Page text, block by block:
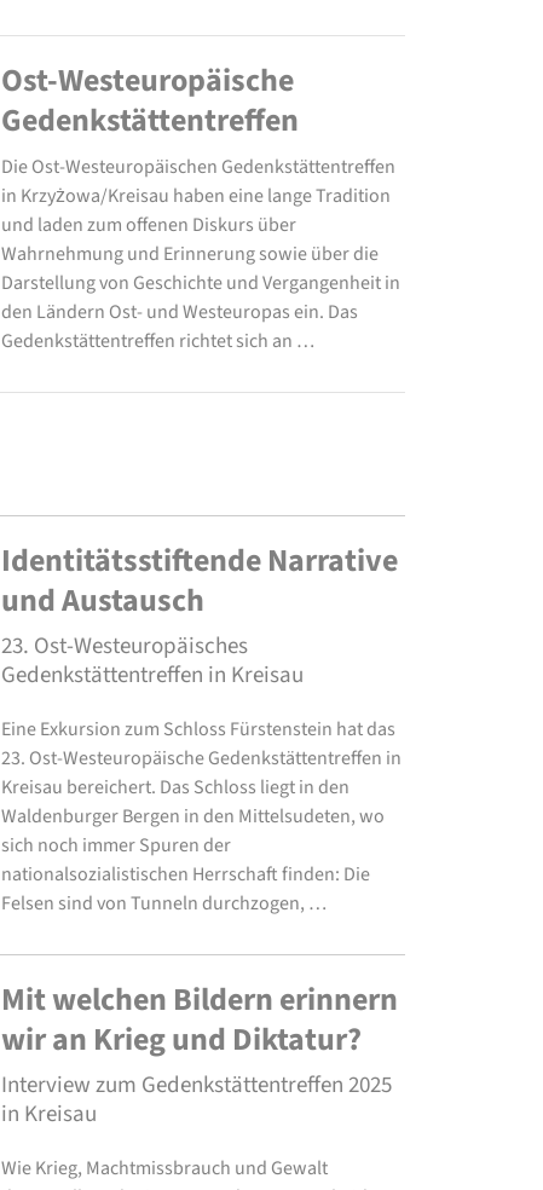
Ost-Westeuropäische
Gedenkstättentreffen
Die Ost-Westeuropäischen Gedenkstättentreffen
in Krzyżowa/Kreisau haben eine lange Tradition
und laden zum offenen Diskurs über
Wahrnehmung und Erinnerung sowie über die
Darstellung von Geschichte und Vergangenheit in
den Ländern Ost- und Westeuropas ein. Das
Gedenkstättentreffen richtet sich an …
Identitätsstiftende Narrative
und Austausch
23. Ost-Westeuropäisches
Gedenkstättentreffen in Kreisau
Eine Exkursion zum Schloss Fürstenstein hat das
23. Ost-Westeuropäische Gedenkstättentreffen in
Kreisau bereichert. Das Schloss liegt in den
Waldenburger Bergen in den Mittelsudeten, wo
sich noch immer Spuren der
nationalsozialistischen Herrschaft finden: Die
Felsen sind von Tunneln durchzogen, …
Mit welchen Bildern erinnern
wir an Krieg und Diktatur?
Interview zum Gedenkstättentreffen 2025
in Kreisau
Wie Krieg, Machtmissbrauch und Gewalt